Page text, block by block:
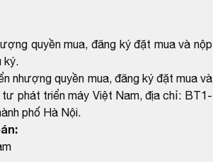
quyền mua, đăng ký đặt mua và nộp
nhượng quyền mua, đăng ký đặt mua và
phát triển máy Việt Nam, địa chỉ: BT1-
phố Hà Nội.